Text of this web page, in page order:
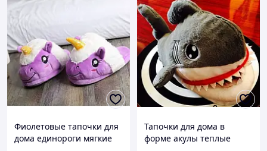
Фиолетовые тапочки для
дома единороги мягкие
Тапочки для дома в
форме акулы теплые